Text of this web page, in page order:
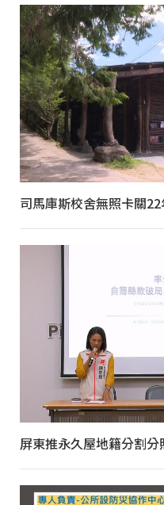
司馬庫斯校舍無照卡關
屏東推永久屋地籍分割